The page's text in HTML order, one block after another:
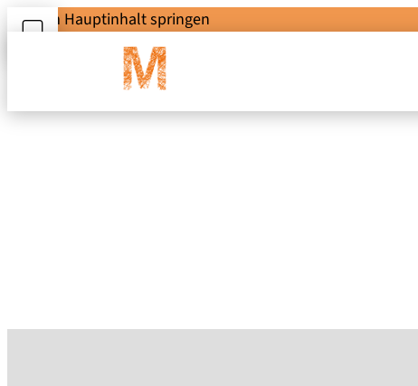
Zum Hauptinhalt springen